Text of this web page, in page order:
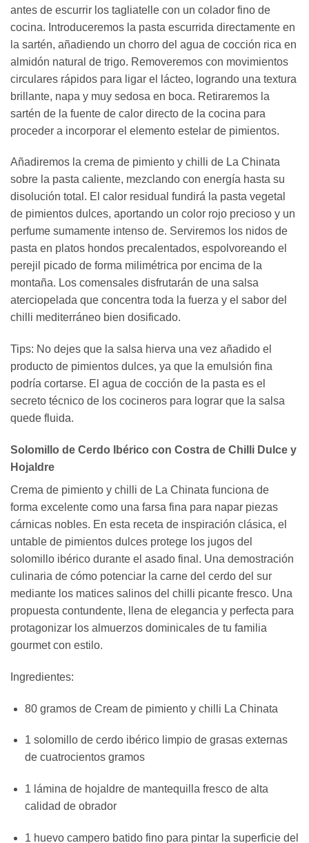
antes de escurrir los tagliatelle con un colador fino de
cocina. Introduceremos la pasta escurrida directamente en
la sartén, añadiendo un chorro del agua de cocción rica en
almidón natural de trigo. Removeremos con movimientos
circulares rápidos para ligar el lácteo, logrando una textura
brillante, napa y muy sedosa en boca. Retiraremos la
sartén de la fuente de calor directo de la cocina para
proceder a incorporar el elemento estelar de pimientos.
Añadiremos la crema de pimiento y chilli de La Chinata
sobre la pasta caliente, mezclando con energía hasta su
disolución total. El calor residual fundirá la pasta vegetal
de pimientos dulces, aportando un color rojo precioso y un
perfume sumamente intenso de. Serviremos los nidos de
pasta en platos hondos precalentados, espolvoreando el
perejil picado de forma milimétrica por encima de la
montaña. Los comensales disfrutarán de una salsa
aterciopelada que concentra toda la fuerza y el sabor del
chilli mediterráneo bien dosificado.
Tips: No dejes que la salsa hierva una vez añadido el
producto de pimientos dulces, ya que la emulsión fina
podría cortarse. El agua de cocción de la pasta es el
secreto técnico de los cocineros para lograr que la salsa
quede fluida.
Solomillo de Cerdo Ibérico con Costra de Chilli Dulce y
Hojaldre
Crema de pimiento y chilli de La Chinata funciona de
forma excelente como una farsa fina para napar piezas
cárnicas nobles. En esta receta de inspiración clásica, el
untable de pimientos dulces protege los jugos del
solomillo ibérico durante el asado final. Una demostración
culinaria de cómo potenciar la carne del cerdo del sur
mediante los matices salinos del chilli picante fresco. Una
propuesta contundente, llena de elegancia y perfecta para
protagonizar los almuerzos dominicales de tu familia
gourmet con estilo.
Ingredientes:
80 gramos de Cream de pimiento y chilli La Chinata
1 solomillo de cerdo ibérico limpio de grasas externas
de cuatrocientos gramos
1 lámina de hojaldre de mantequilla fresco de alta
calidad de obrador
1 huevo campero batido fino para pintar la superficie del